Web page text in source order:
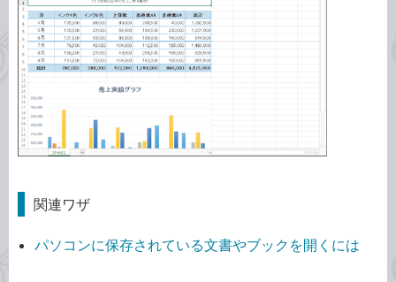
関連ワザ
パソコンに保存されている文書やブックを開くには